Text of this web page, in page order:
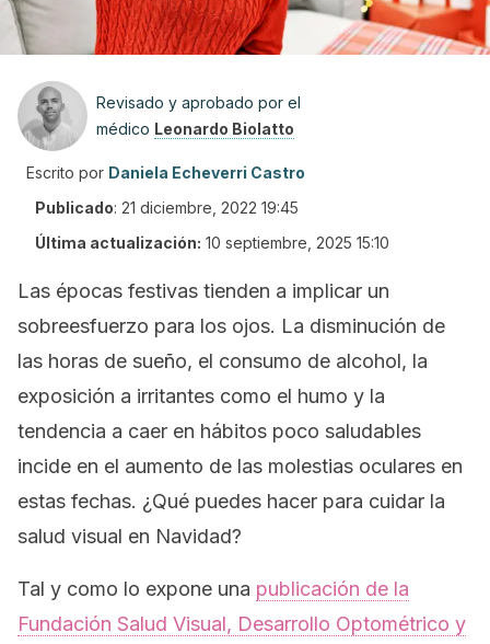
Revisado y aprobado por el
médico Leonardo Biolatto
Escrito por Daniela Echeverri Castro
Publicado: 21 diciembre, 2022 19:45
Última actualización: 10 septiembre, 2025 15:10
Las épocas festivas tienden a implicar un
sobreesfuerzo para los ojos. La disminución de
las horas de sueño, el consumo de alcohol, la
exposición a irritantes como el humo y la
tendencia a caer en hábitos poco saludables
incide en el aumento de las molestias oculares en
estas fechas. ¿Qué puedes hacer para cuidar la
salud visual en Navidad?
Tal y como lo expone una publicación de la
Fundación Salud Visual, Desarrollo Optométrico y